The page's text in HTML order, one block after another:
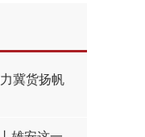
冀货扬帆